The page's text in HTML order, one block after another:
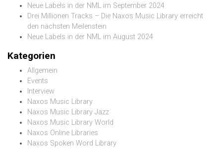
Neue Labels in der NML im September 2024
Drei Millionen Tracks – Die Naxos Music Library erreicht
den nächsten Meilenstein
Neue Labels in der NML im August 2024
Kategorien
Allgemein
Events
Interview
Naxos Music Library
Naxos Music Library Jazz
Naxos Music Library World
Naxos Online Libraries
Naxos Spoken Word Library